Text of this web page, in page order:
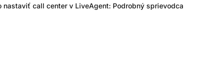
nastaviť call center v LiveAgent: Podrobný sprievodca